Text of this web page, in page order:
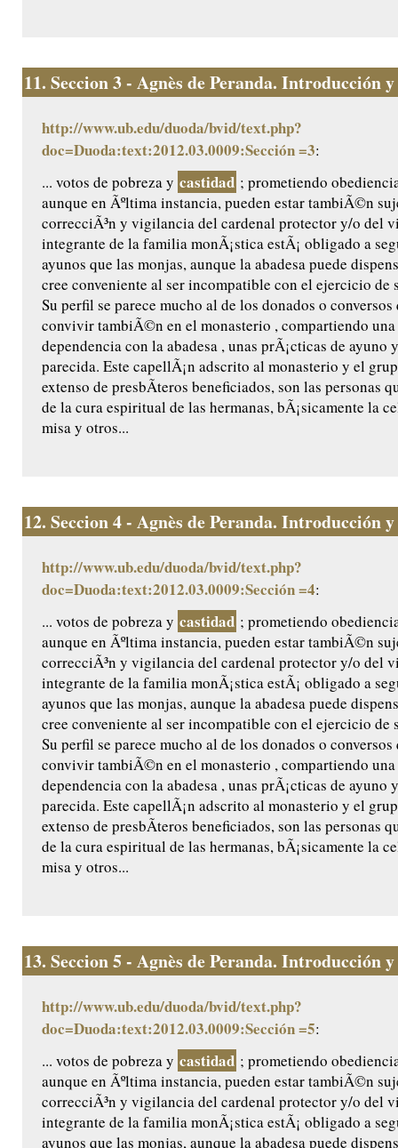
11. Seccion 3 - Agnès de Peranda. Introducción
http://www.ub.edu/duoda/bvid/text.php?
doc=Duoda:text:2012.03.0009:Sección =3:
... votos de pobreza y castidad ; prometiendo
aunque en Ãºltima instancia, pueden estar tambiÃ©n
correcciÃ³n y vigilancia del cardenal protector y/o del
integrante de la familia monÃ¡stica estÃ¡ obligado a
ayunos que las monjas, aunque la abadesa puede
cree conveniente al ser incompatible con el ejercicio de
Su perfil se parece mucho al de los donados o conversos
convivir tambiÃ©n en el monasterio , compartiendo
dependencia con la abadesa , unas prÃ¡cticas de ayuno
parecida. Este capellÃ¡n adscrito al monasterio y el
extenso de presbÃ­teros beneficiados, son las personas
de la cura espiritual de las hermanas, bÃ¡sicamente la
misa y otros...
12. Seccion 4 - Agnès de Peranda. Introducción
http://www.ub.edu/duoda/bvid/text.php?
doc=Duoda:text:2012.03.0009:Sección =4:
... votos de pobreza y castidad ; prometiendo
aunque en Ãºltima instancia, pueden estar tambiÃ©n
correcciÃ³n y vigilancia del cardenal protector y/o del
integrante de la familia monÃ¡stica estÃ¡ obligado a
ayunos que las monjas, aunque la abadesa puede
cree conveniente al ser incompatible con el ejercicio de
Su perfil se parece mucho al de los donados o conversos
convivir tambiÃ©n en el monasterio , compartiendo
dependencia con la abadesa , unas prÃ¡cticas de ayuno
parecida. Este capellÃ¡n adscrito al monasterio y el
extenso de presbÃ­teros beneficiados, son las personas
de la cura espiritual de las hermanas, bÃ¡sicamente la
misa y otros...
13. Seccion 5 - Agnès de Peranda. Introducción
http://www.ub.edu/duoda/bvid/text.php?
doc=Duoda:text:2012.03.0009:Sección =5:
... votos de pobreza y castidad ; prometiendo
aunque en Ãºltima instancia, pueden estar tambiÃ©n
correcciÃ³n y vigilancia del cardenal protector y/o del
integrante de la familia monÃ¡stica estÃ¡ obligado a
ayunos que las monjas, aunque la abadesa puede